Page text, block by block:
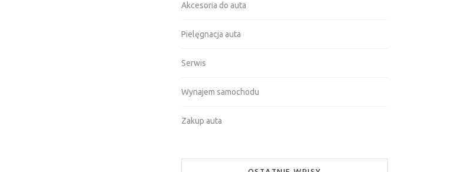
Akcesoria do auta
Pielęgnacja auta
Serwis
Wynajem samochodu
Zakup auta